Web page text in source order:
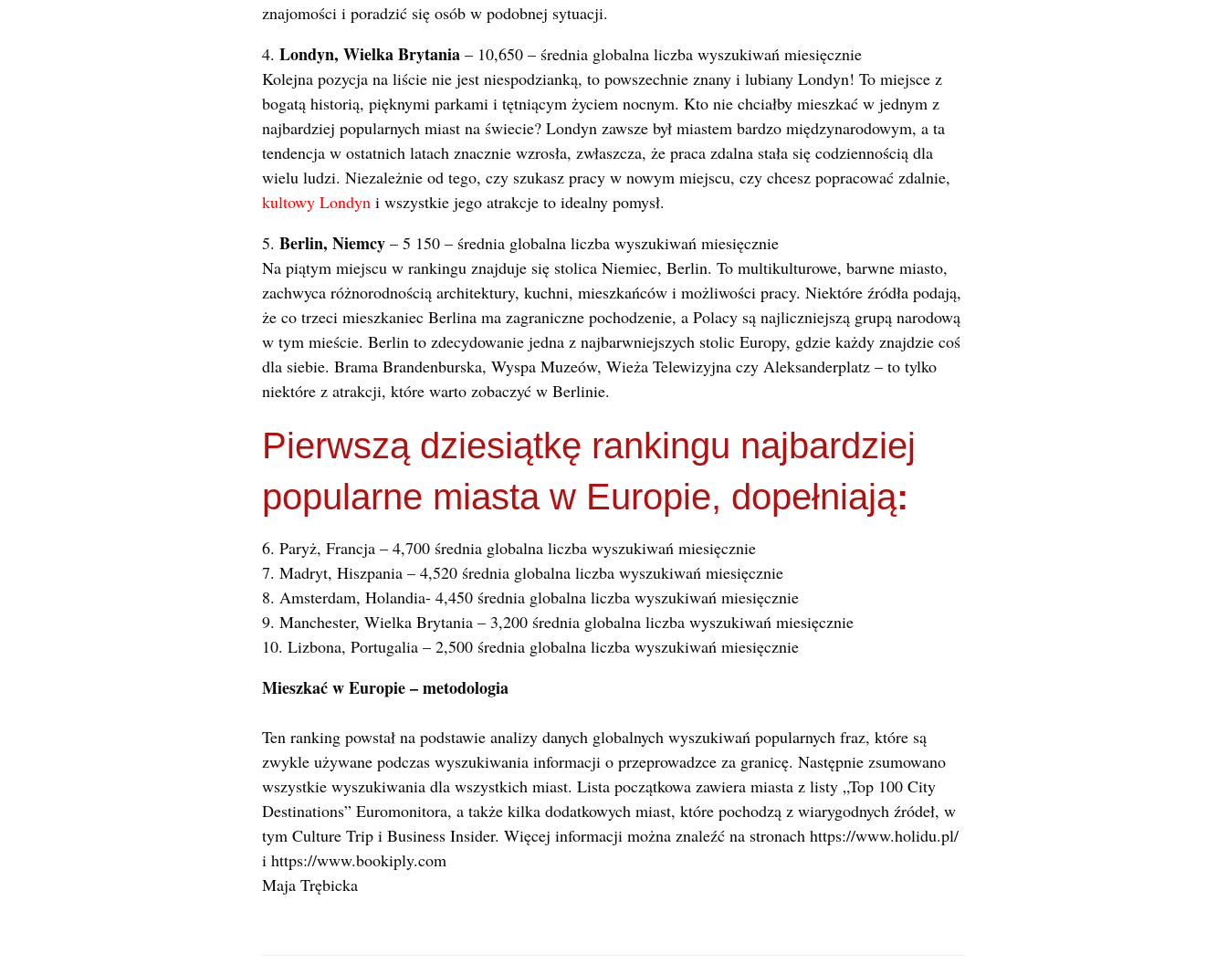
znajomości i poradzić się osób w podobnej sytuacji.
4. Londyn, Wielka Brytania – 10,650 – średnia globalna liczba wyszukiwań miesięcznie
Kolejna pozycja na liście nie jest niespodzianką, to powszechnie znany i lubiany Londyn! To miejsce z
bogatą historią, pięknymi parkami i tętniącym życiem nocnym. Kto nie chciałby mieszkać w jednym z
najbardziej popularnych miast na świecie? Londyn zawsze był miastem bardzo międzynarodowym, a ta
tendencja w ostatnich latach znacznie wzrosła, zwłaszcza, że praca zdalna stała się codziennością dla
wielu ludzi. Niezależnie od tego, czy szukasz pracy w nowym miejscu, czy chcesz popracować zdalnie,
kultowy Londyn i wszystkie jego atrakcje to idealny pomysł.
5. Berlin, Niemcy – 5 150 – średnia globalna liczba wyszukiwań miesięcznie
Na piątym miejscu w rankingu znajduje się stolica Niemiec, Berlin. To multikulturowe, barwne miasto,
zachwyca różnorodnością architektury, kuchni, mieszkańców i możliwości pracy. Niektóre źródła podają,
że co trzeci mieszkaniec Berlina ma zagraniczne pochodzenie, a Polacy są najliczniejszą grupą narodową
w tym mieście. Berlin to zdecydowanie jedna z najbarwniejszych stolic Europy, gdzie każdy znajdzie coś
dla siebie. Brama Brandenburska, Wyspa Muzeów, Wieża Telewizyjna czy Aleksanderplatz – to tylko
niektóre z atrakcji, które warto zobaczyć w Berlinie.
Pierwszą dziesiątkę rankingu najbardziej
popularne miasta w Europie, dopełniają:
6. Paryż, Francja – 4,700 średnia globalna liczba wyszukiwań miesięcznie
7. Madryt, Hiszpania – 4,520 średnia globalna liczba wyszukiwań miesięcznie
8. Amsterdam, Holandia- 4,450 średnia globalna liczba wyszukiwań miesięcznie
9. Manchester, Wielka Brytania – 3,200 średnia globalna liczba wyszukiwań miesięcznie
10. Lizbona, Portugalia – 2,500 średnia globalna liczba wyszukiwań miesięcznie
Mieszkać w Europie – metodologia
Ten ranking powstał na podstawie analizy danych globalnych wyszukiwań popularnych fraz, które są
zwykle używane podczas wyszukiwania informacji o przeprowadzce za granicę. Następnie zsumowano
wszystkie wyszukiwania dla wszystkich miast. Lista początkowa zawiera miasta z listy „Top 100 City
Destinations” Euromonitora, a także kilka dodatkowych miast, które pochodzą z wiarygodnych źródeł, w
tym Culture Trip i Business Insider. Więcej informacji można znaleźć na stronach https://www.holidu.pl/
i https://www.bookiply.com
Maja Trębicka